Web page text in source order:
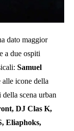
dato maggior
a due ospiti
Samuel
alle icone della
scena urban
DJ Clas K,
Eliaphoks,